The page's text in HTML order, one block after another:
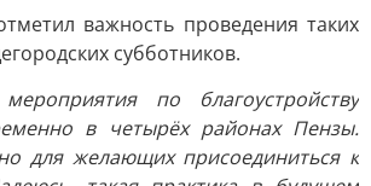
важность проведения таких
субботников.
по благоустройству
в четырёх районах Пензы.
для желающих присоединиться к